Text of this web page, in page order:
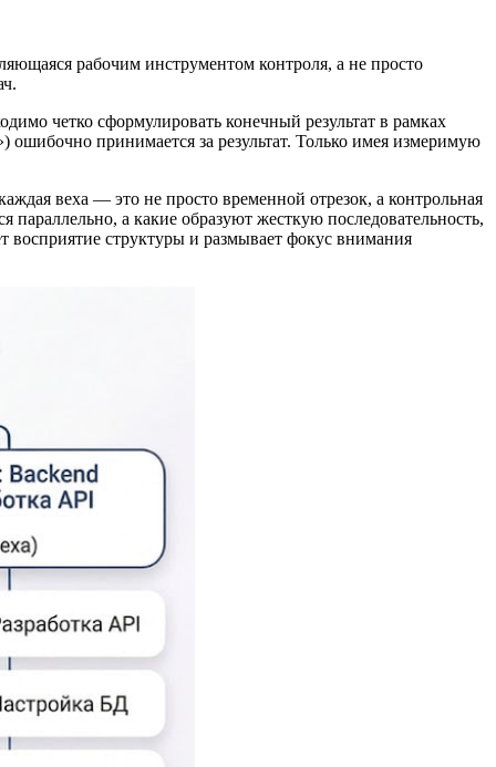
рабочим инструментом контроля, а не просто
четко сформулировать конечный результат в рамках
ошибочно принимается за результат. Только имея измеримую
веха — это не просто временной отрезок, а контрольная
а какие образуют жесткую последовательность,
восприятие структуры и размывает фокус внимания